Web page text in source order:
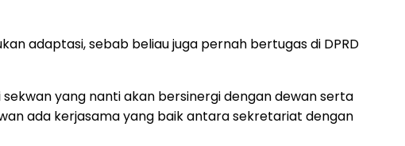
adaptasi, sebab beliau juga pernah bertugas di DPRD
yang nanti akan bersinergi dengan dewan serta
ada kerjasama yang baik antara sekretariat dengan